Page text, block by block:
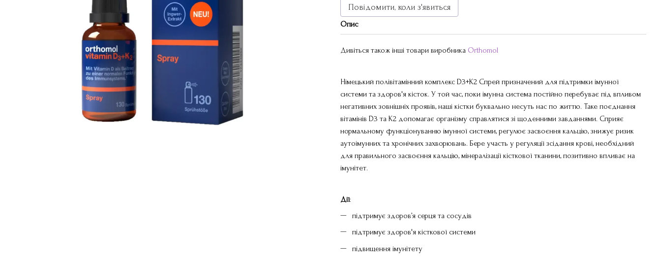
Повідомити, коли з'явиться
Опис
Дивіться також інші товари виробника Orthomol
Німецький полівітамінний комплекс D3+K2 Спрей призначений для підтримки імунної
системи та здоров'я кісток. У той час, поки імунна система постійно перебуває під впливом
негативних зовнішніх проявів, наші кістки буквально несуть нас по життю. Таке поєднання
вітамінів D3 та K2 допомагає організму справлятися зі щоденними завданнями. Сприяє
нормальному функціонуванню імунної системи, регулює засвоєння кальцію, знижує ризик
аутоімунних та хронічних захворювань. Бере участь у регуляції зсідання крові, необхідний
для правильного засвоєння кальцію, мінералізації кісткової тканини, позитивно впливає на
імунітет.
Дії:
підтримує здоров’я серця та сосудів
підтримує здоров'я кісткової системи
підвищення імунітету